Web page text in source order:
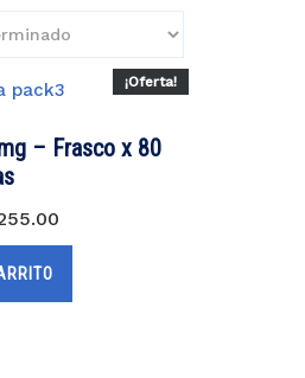
¡Oferta!
– Frasco x 80
precio
es: